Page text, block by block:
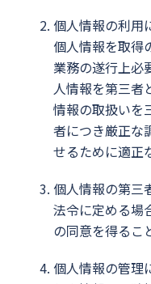
個人情報の利用
個人情報を取得
業務の遂行上必
人情報を第三者
情報の取扱いを
者につき厳正な
せるために適正
個人情報の第三
法令に定める場
の同意を得るこ
個人情報の管理